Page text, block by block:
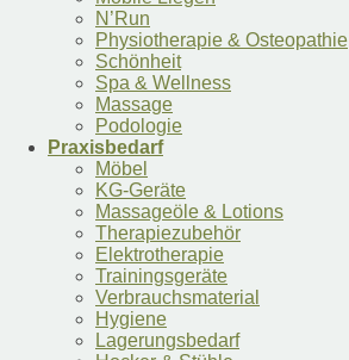
N’Run
Physiotherapie & Osteopathie
Schönheit
Spa & Wellness
Massage
Podologie
Praxisbedarf
Möbel
KG-Geräte
Massageöle & Lotions
Therapiezubehör
Elektrotherapie
Trainingsgeräte
Verbrauchsmaterial
Hygiene
Lagerungsbedarf